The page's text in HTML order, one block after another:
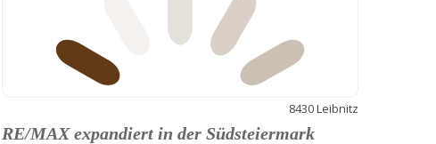
8430 Leibnitz
RE/MAX expandiert in der Südsteiermark